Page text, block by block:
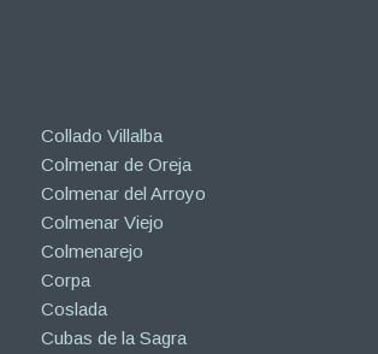
Collado Villalba
Colmenar de Oreja
Colmenar del Arroyo
Colmenar Viejo
Colmenarejo
Corpa
Coslada
Cubas de la Sagra